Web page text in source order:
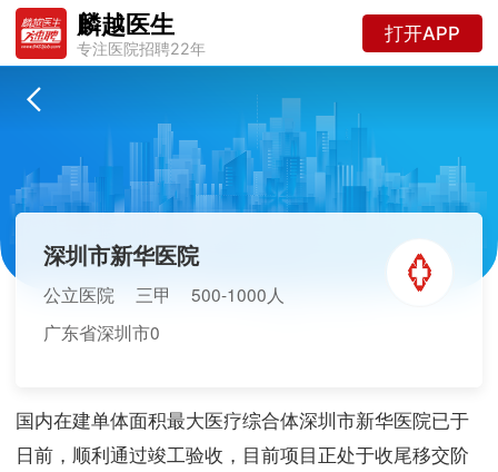
麟越医生
专注医院招聘22年
打开APP
深圳市新华医院
公立医院 三甲
500-1000人
广东省深圳市0
国内在建单体面积最大医疗综合体深圳市新华医院已于
日前，顺利通过竣工验收，目前项目正处于收尾移交阶